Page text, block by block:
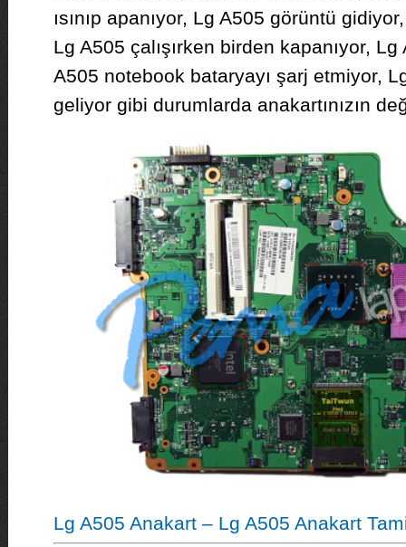
ısınıp apanıyor, Lg A505 görüntü
Lg A505 çalışırken birden kapanıyor,
A505 notebook bataryayı şarj etmiyor,
geliyor gibi durumlarda anakartınızın
Lg A505 Anakart – Lg A505 Anakart